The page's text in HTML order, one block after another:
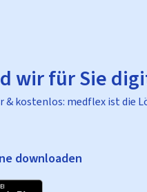
wir für Sie
kostenlos: medflex ist die
downloaden